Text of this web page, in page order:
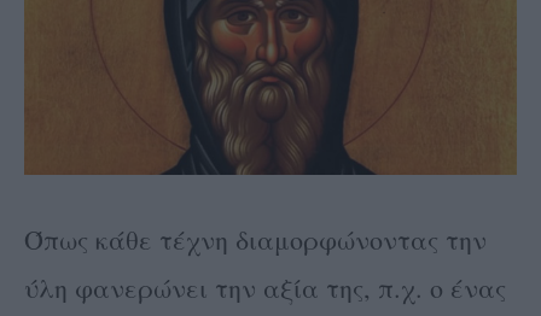
Όπως κάθε τέχνη διαμορφώνοντας την
ύλη φανερώνει την αξία της, π.χ. ο ένας